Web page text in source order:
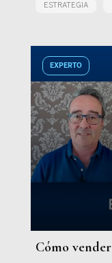
ESTRATEGIA
EXPERTO
Cómo